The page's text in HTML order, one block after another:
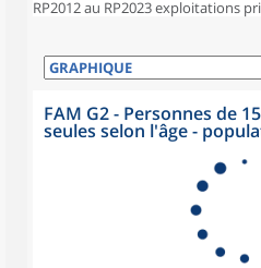
RP2012 au RP2023 exploitations
FAM G2 - Personnes de
seules selon l'âge -